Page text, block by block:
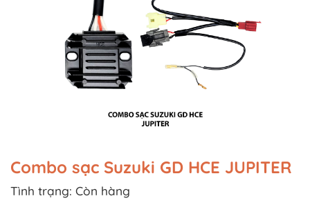
Combo sạc Suzuki GD HCE JUPITER
Tình trạng: Còn hàng